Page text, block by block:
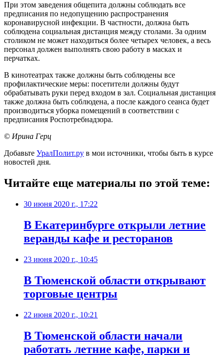
При этом заведения общепита должны соблюдать все
предписания по недопущению распространения
коронавирусной инфекции. В частности, должна быть
соблюдена социальная дистанция между столами. За одним
столиком не может находиться более четырех человек, а весь
персонал должен выполнять свою работу в масках и
перчатках.
В кинотеатрах также должны быть соблюдены все
профилактические меры: посетители должны будут
обрабатывать руки перед входом в зал. Социальная дистанция
также должна быть соблюдена, а после каждого сеанса будет
производиться уборка помещений в соответствии с
предписания Роспотребнадзора.
© Ирина Герц
Добавьте УралПолит.ру в мои источники, чтобы быть в курсе
новостей дня.
Читайте еще материалы по этой теме:
30 июня 2020 г., 17:22
В Екатеринбурге открыли летние
веранды кафе и ресторанов
23 июня 2020 г., 10:45
В Тюменской области открывают
торговые центры
22 июня 2020 г., 10:21
В Тюменской области начали
работать летние кафе, парки и